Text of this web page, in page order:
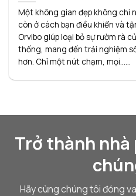
Một không gian đẹp không chỉ
còn ở cách bạn điều khiển và
Orvibo giúp loại bỏ sự rườm rà
thống, mang đến trải nghiệm
hơn. Chỉ một nút chạm, mọi......
Trở thành nhà
Hãy cùng chúng tôi đóng